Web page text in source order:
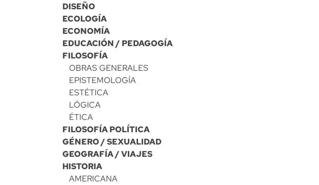
DISEÑO
ECOLOGÍA
ECONOMÍA
EDUCACIÓN / PEDAGOGÍA
FILOSOFÍA
OBRAS GENERALES
EPISTEMOLOGÍA
ESTÉTICA
LÓGICA
ÉTICA
FILOSOFÍA POLÍTICA
GÉNERO / SEXUALIDAD
GEOGRAFÍA / VIAJES
HISTORIA
AMERICANA